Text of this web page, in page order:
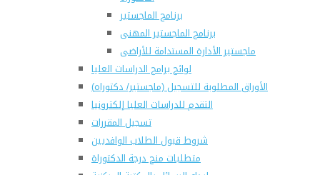
برنامج الماجستير
برنامج الماجستير المهنى
ماجستير الأدارة المستدامة للأراضى
لوائح برامج الدراسات العليا
(الأوراق المطلوبة للتسجيل (ماجستير/ دكتوراه
التقدم للدراسات العليا إلكترونيا
تسجيل المقررات
شروط قبول الطلاب الوافديين
متطلبات منح درجة الدكتوراة